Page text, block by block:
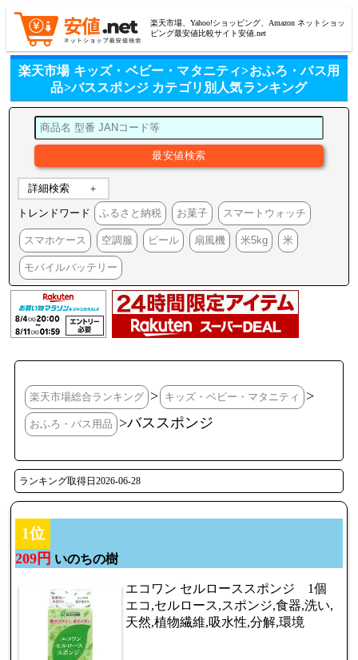
楽天市場、Yahoo!ショッピング、Amazon ネットショッ
ピング最安値比較サイト安値.net
楽天市場 キッズ・ベビー・マタニティ>おふろ・バス用
品>バススポンジ カテゴリ別人気ランキング
詳細検索
トレンドワード ふるさと納税 お菓子 スマートウォッチ
スマホケース 空調服 ビール 扇風機 米5kg 米
モバイルバッテリー
楽天市場総合ランキング > キッズ・ベビー・マタニティ >
おふろ・バス用品 >バススポンジ
ランキング取得日2026-06-28
1位
209円 いのちの樹
エコワン セルローススポンジ 1個
エコ,セルロース,スポンジ,食器,洗い,
天然,植物繊維,吸水性,分解,環境